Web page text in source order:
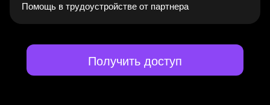
Помощь в трудоустройстве от партнера
Получить доступ
Геймдизайнер нужен